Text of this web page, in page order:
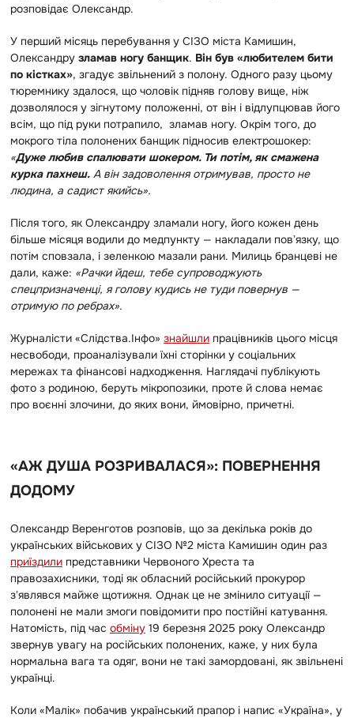
розповідає Олександр.
У перший місяць перебування у СІЗО міста Камишин,
Олександру зламав ногу банщик. Він був «любителем бити
по кістках», згадує звільнений з полону. Одного разу цьому
тюремнику здалося, що чоловік підняв голову вище, ніж
дозволялося у зігнутому положенні, от він і відлупцював його
всім, що під руки потрапило, зламав ногу. Окрім того, до
мокрого тіла полонених банщик підносив електрошокер:
«Дуже любив спалювати шокером. Ти потім, як смажена
курка пахнеш. А він задоволення отримував, просто не
людина, а садист якийсь».
Після того, як Олександру зламали ногу, його кожен день
більше місяця водили до медпункту — накладали повʼязку, що
потім сповзала, і зеленкою мазали рани. Милиць бранцеві не
дали, каже: «Рачки йдеш, тебе супроводжують
спецпризначенці, я голову кудись не туди повернув —
отримую по ребрах».
Журналісти «Слідства.Інфо» знайшли працівників цього місця
несвободи, проаналізували їхні сторінки у соціальних
мережах та фінансові надходження. Наглядачі публікують
фото з родиною, беруть мікропозики, проте й слова немає
про воєнні злочини, до яких вони, ймовірно, причетні.
«АЖ ДУША РОЗРИВАЛАСЯ»: ПОВЕРНЕННЯ
ДОДОМУ
Олександр Веренготов розповів, що за декілька років до
українських військових у СІЗО №2 міста Камишин один раз
приїздили представники Червоного Хреста та
правозахисники, тоді як обласний російський прокурор
зʼявлявся майже щотижня. Однак це не змінило ситуації —
полонені не мали змоги повідомити про постійні катування.
Натомість, під час обміну 19 березня 2025 року Олександр
звернув увагу на російських полонених, каже, у них була
нормальна вага та одяг, вони не такі замордовані, як звільнені
українці.
Коли «Малік» побачив український прапор і напис «Україна», у